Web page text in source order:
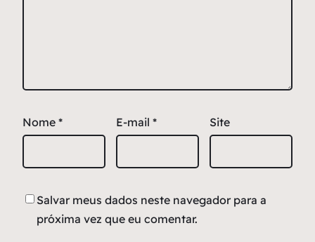
Nome * E-mail * Site
Salvar meus dados neste navegador para a
próxima vez que eu comentar.